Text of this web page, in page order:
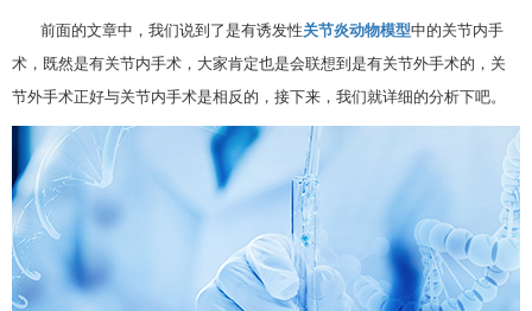
前面的文章中，我们说到了是有诱发性关节炎动物模型中的关节内手
术，既然是有关节内手术，大家肯定也是会联想到是有关节外手术的，关
节外手术正好与关节内手术是相反的，接下来，我们就详细的分析下吧。